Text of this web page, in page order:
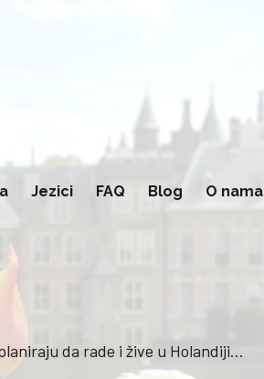
Jezici FAQ Blog O nama
da rade i žive u Holandiji…